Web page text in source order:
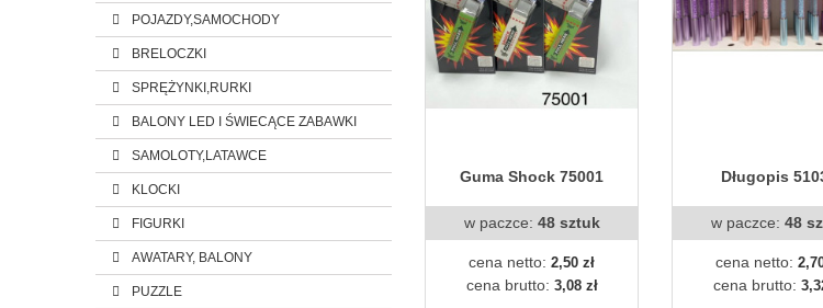
POJAZDY,SAMOCHODY
BRELOCZKI
SPRĘŻYNKI,RURKI
BALONY LED I ŚWIECĄCE ZABAWKI
SAMOLOTY,LATAWCE
KLOCKI
FIGURKI
AWATARY, BALONY
PUZZLE
Guma Shock 75001
w paczce: 48 sztuk
cena netto: 2,50 zł
cena brutto: 3,08 zł
Długopis
w paczce: 48
cena netto:
cena brutto: